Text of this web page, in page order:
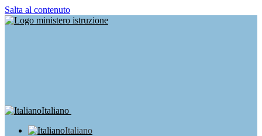
Salta al contenuto
Italiano
Italiano